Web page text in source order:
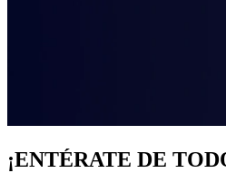
¡ENTÉRATE DE